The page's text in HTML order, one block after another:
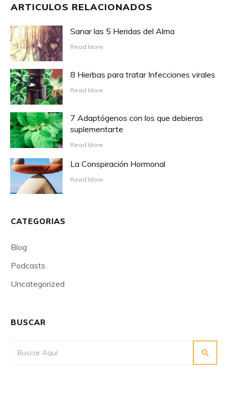
ARTICULOS RELACIONADOS
Sanar las 5 Heridas del Alma
Read More
8 Hierbas para tratar Infecciones virales
Read More
7 Adaptógenos con los que debieras
suplementarte
Read More
La Conspiración Hormonal
Read More
CATEGORIAS
Blog
Podcasts
Uncategorized
BUSCAR